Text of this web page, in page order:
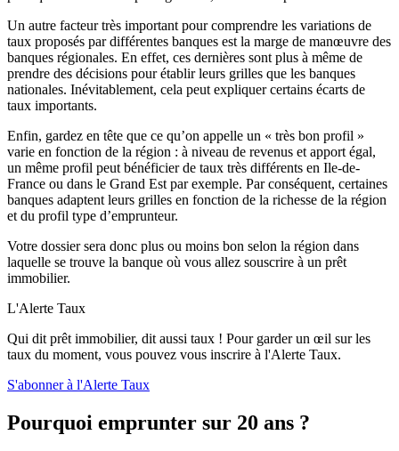
Un autre facteur très important pour comprendre les variations de
taux proposés par différentes banques est la marge de manœuvre des
banques régionales. En effet, ces dernières sont plus à même de
prendre des décisions pour établir leurs grilles que les banques
nationales. Inévitablement, cela peut expliquer certains écarts de
taux importants.
Enfin, gardez en tête que ce qu’on appelle un « très bon profil »
varie en fonction de la région : à niveau de revenus et apport égal,
un même profil peut bénéficier de taux très différents en Ile-de-
France ou dans le Grand Est par exemple. Par conséquent, certaines
banques adaptent leurs grilles en fonction de la richesse de la région
et du profil type d’emprunteur.
Votre dossier sera donc plus ou moins bon selon la région dans
laquelle se trouve la banque où vous allez souscrire à un prêt
immobilier.
L'Alerte Taux
Qui dit prêt immobilier, dit aussi taux ! Pour garder un œil sur les
taux du moment, vous pouvez vous inscrire à l'Alerte Taux.
S'abonner à l'Alerte Taux
Pourquoi emprunter sur 20 ans ?